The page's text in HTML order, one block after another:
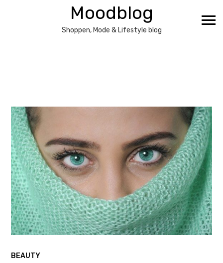
Moodblog
Shoppen, Mode & Lifestyle blog
BEAUTY